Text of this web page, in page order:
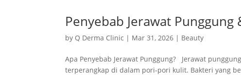
Penyebab Jerawat
by Q Derma Clinic | Mar 31, 2026 | Beauty
Apa Penyebab Jerawat Punggung? Jerawat
terperangkap di dalam pori-pori kulit. Bakteri yang